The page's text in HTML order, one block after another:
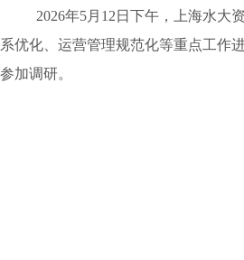
2026年5月12日下午，上海水大
系优化、运营管理规范化等重点工作
参加调研。